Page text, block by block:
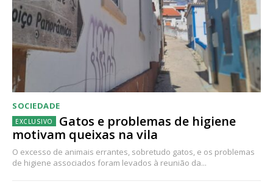
SOCIEDADE
Gatos e problemas de higiene
motivam queixas na vila
O excesso de animais errantes, sobretudo gatos, e os problemas
de higiene associados foram levados à reunião da...